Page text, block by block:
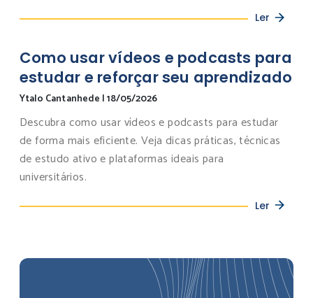
Ler
Como usar vídeos e podcasts para
estudar e reforçar seu aprendizado
Ytalo Cantanhede |18/05/2026
Descubra como usar vídeos e podcasts para estudar
de forma mais eficiente. Veja dicas práticas, técnicas
de estudo ativo e plataformas ideais para
universitários.
Ler